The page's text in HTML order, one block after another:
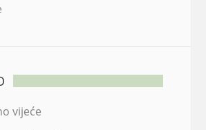
vijeće